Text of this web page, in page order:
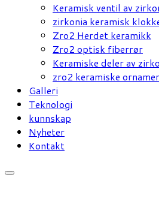
Keramisk ventil av
zirkonia keramisk
Zro2 Herdet keramikk
Zro2 optisk fiberrør
Keramiske deler av
zro2 keramiske
Galleri
Teknologi
kunnskap
Nyheter
Kontakt